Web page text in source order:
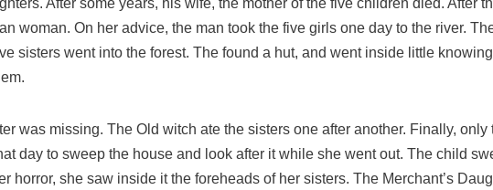
After some years, his wife, the mother of the five children died. After
woman. On her advice, the man took the five girls one day to the river.
sisters went into the forest. The found a hut, and went inside little
was missing. The Old witch ate the sisters one after another. Finally,
day to sweep the house and look after it while she went out. The child
horror, she saw inside it the foreheads of her sisters. The Merchant’s